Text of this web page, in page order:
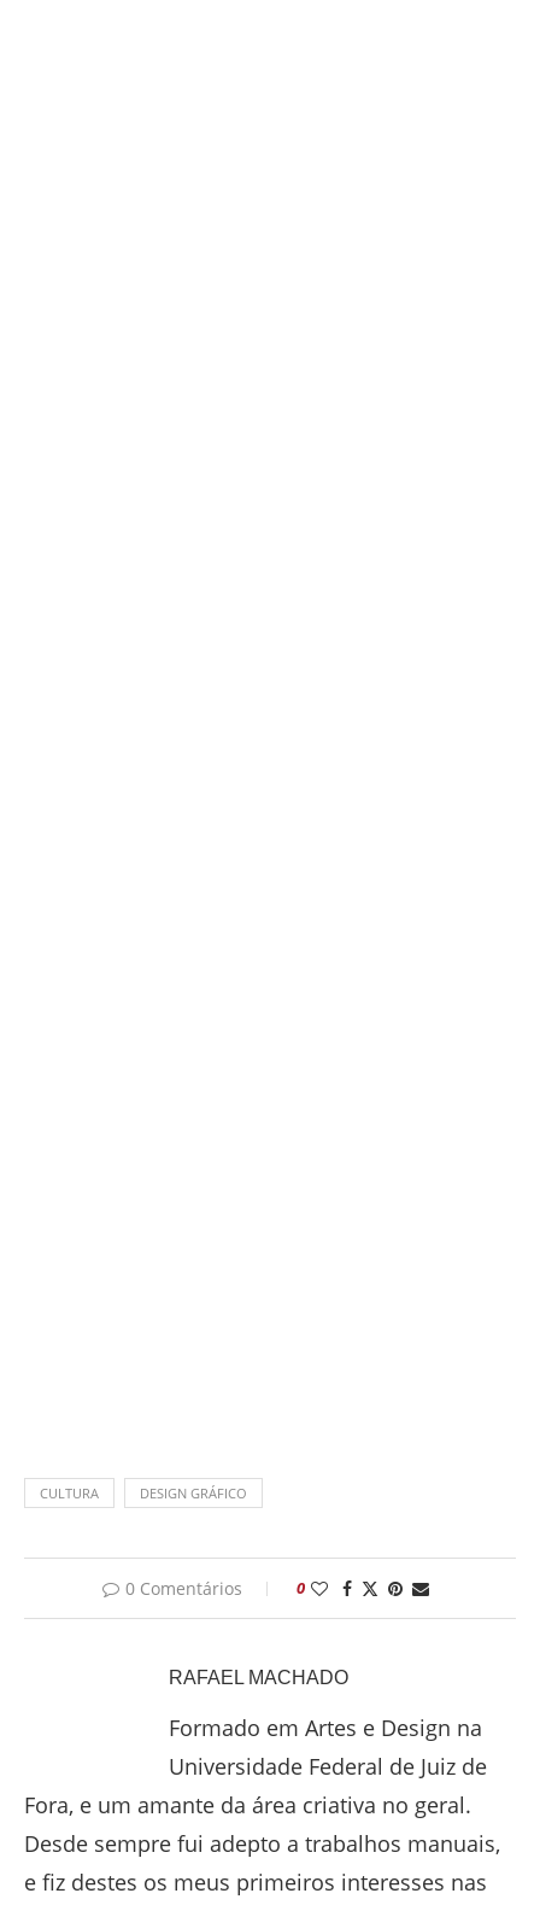
CULTURA DESIGN GRÁFICO
0 Comentários 0
RAFAEL MACHADO
Formado em Artes e Design na
Universidade Federal de Juiz de
Fora, e um amante da área criativa no geral.
Desde sempre fui adepto a trabalhos manuais,
e fiz destes os meus primeiros interesses nas